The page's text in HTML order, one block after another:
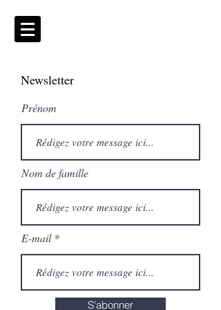
Newsletter
Prénom
Nom de famille
E-mail
S'abonner